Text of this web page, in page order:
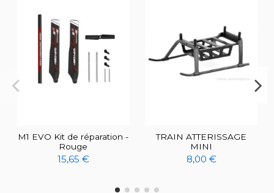
M1 EVO Kit de réparation -
Rouge
15,65 €
TRAIN ATTERISSAGE
MINI
8,00 €